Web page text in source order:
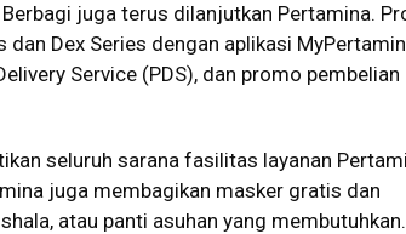
juga terus dilanjutkan Pertamina.
Dex Series dengan aplikasi
Service (PDS), dan promo
seluruh sarana fasilitas layanan
juga membagikan masker gratis dan
atau panti asuhan yang membutuhkan.